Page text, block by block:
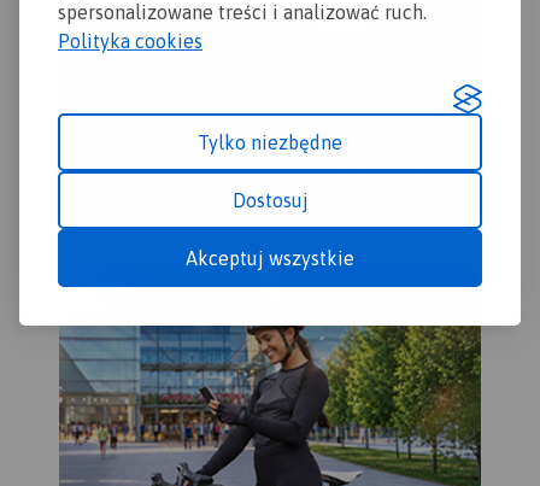
spersonalizowane treści i analizować ruch.
Polityka cookies
Tylko niezbędne
Dostosuj
Akceptuj wszystkie